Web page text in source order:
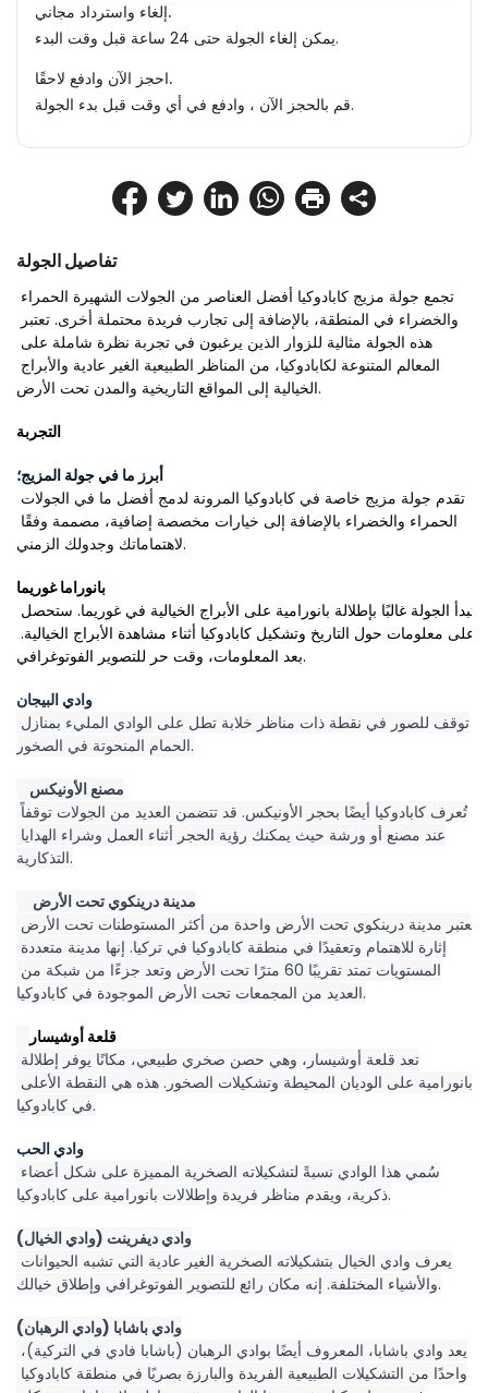
تفاصيل الجولة
الخيالية إلى المواقع التاريخية والمدن تحت الأرض.
التجربة
أبرز ما في جولة المزيج؛
لاهتماماتك وجدولك الزمني.
بانوراما غوريما
بعد المعلومات، وقت حر للتصوير الفوتوغرافي.
وادي البيجان
الحمام المنحوتة في الصخور.
مصنع الأونيكس
تُعرف كابادوكيا أيضًا بحجر الأونيكس. قد تتضمن العديد من الجولات توقفاً
التذكارية.
مدينة درينكوي تحت الأرض
العديد من المجمعات تحت الأرض الموجودة في كابادوكيا.
قلعة أوشيسار
في كابادوكيا.
وادي الحب
ذكرية، ويقدم مناظر فريدة وإطلالات بانورامية على كابادوكيا.
وادي ديفرينت (وادي الخيال)
والأشياء المختلفة. إنه مكان رائع للتصوير الفوتوغرافي وإطلاق خيالك.
وادي باشابا (وادي الرهبان)
إلغاء واسترداد مجاني.
يمكن إلغاء الجولة حتى 24 ساعة قبل وقت البدء.
احجز الآن وادفع لاحقًا.
قم بالحجز الآن ، وادفع في أي وقت قبل بدء الجولة.